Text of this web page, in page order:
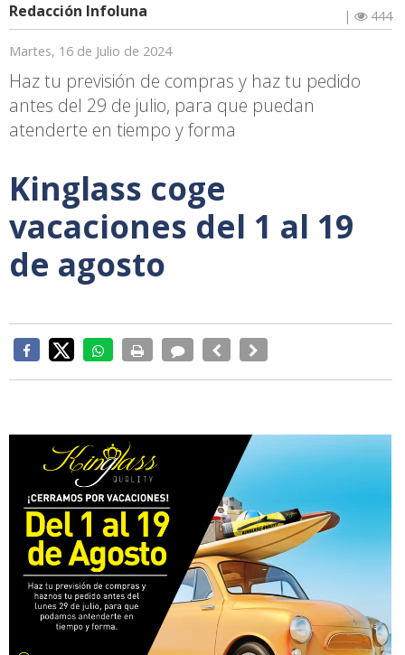
Redacción Infoluna | 444
Martes, 16 de Julio de 2024
Haz tu previsión de compras y haz tu pedido
antes del 29 de julio, para que puedan
atenderte en tiempo y forma
Kinglass coge
vacaciones del 1 al 19
de agosto